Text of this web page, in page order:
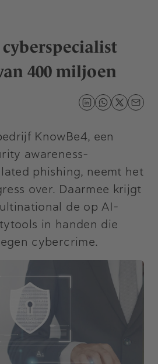
400 miljoen
KnowBe4, een
awareness-
phishing, neemt het
over. Daarmee krijgt
de op AI-
in handen die
cybercrime.